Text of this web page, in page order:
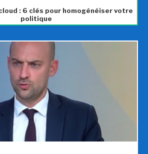
: 6 clés pour homogénéiser votre
politique